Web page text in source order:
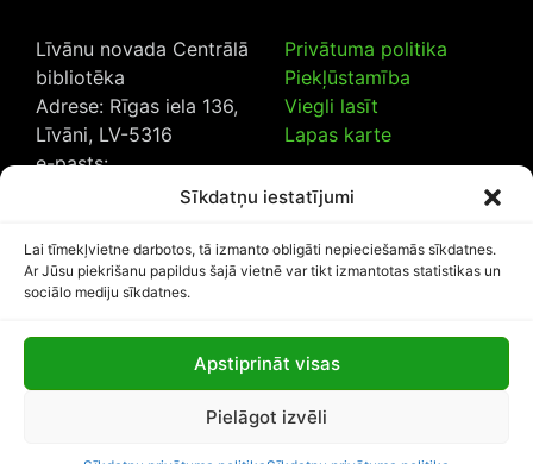
Sīkdatņu iestatījumi
Lai tīmekļvietne darbotos, tā izmanto obligāti nepieciešamās sīkdatnes.
Ar Jūsu piekrišanu papildus šajā vietnē var tikt izmantotas statistikas un
sociālo mediju sīkdatnes.
Apstiprināt visas
Pielāgot izvēli
Līvānu novada Centrālā
bibliotēka
Adrese: Rīgas iela 136,
Līvāni, LV-5316
e-pasts:
20230925
Privātuma politika
Piekļūstamība
Viegli lasīt
Lapas karte
Lapas apmeklētāju skaits: